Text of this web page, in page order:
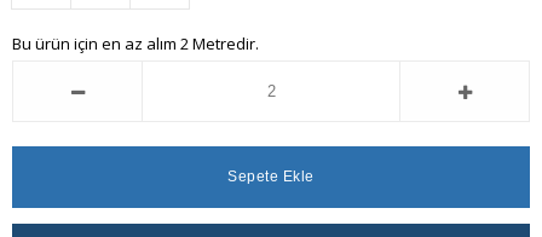
Sipariş Ekle Listeme
İndirimli Fiyat
Ver
Gelince
Bu ürün için en az alım 2 Metredir.